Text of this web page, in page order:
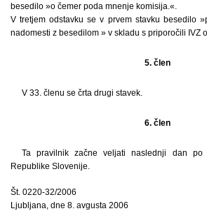
besedilo »o čemer poda mnenje komisija.«.
V tretjem odstavku se v prvem stavku besedilo
nadomesti z besedilom » v skladu s priporočili IVZ
5. člen
V 33. členu se črta drugi stavek.
6. člen
Ta pravilnik začne veljati naslednji dan
Republike Slovenije.
Št. 0220-32/2006
Ljubljana, dne 8. avgusta 2006